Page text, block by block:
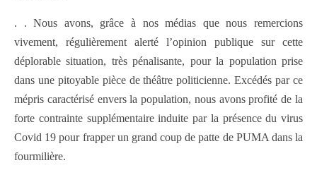
. . Nous avons, grâce à nos médias que nous remercions
vivement, régulièrement alerté l’opinion publique sur cette
déplorable situation, très pénalisante, pour la population prise
dans une pitoyable pièce de théâtre politicienne. Excédés par ce
mépris caractérisé envers la population, nous avons profité de la
forte contrainte supplémentaire induite par la présence du virus
Covid 19 pour frapper un grand coup de patte de PUMA dans la
fourmilière.